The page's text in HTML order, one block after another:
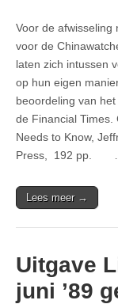
Voor de
voor de
laten zich intussen
op hun eigen
beoordeling van het
de Financial Times.
Needs to Know,
Press, 192 pp. …
Lees meer →
Uitgave
juni ’89